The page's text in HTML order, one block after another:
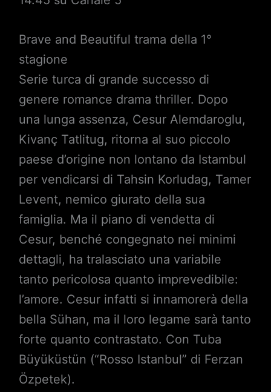
Brave and Beautiful trama della 1°
stagione
Serie turca di grande successo di
genere romance drama thriller. Dopo
una lunga assenza, Cesur Alemdaroglu,
Kivanç Tatlitug, ritorna al suo piccolo
paese d’origine non lontano da Istambul
per vendicarsi di Tahsin Korludag, Tamer
Levent, nemico giurato della sua
famiglia. Ma il piano di vendetta di
Cesur, benché congegnato nei minimi
dettagli, ha tralasciato una variabile
tanto pericolosa quanto imprevedibile:
l’amore. Cesur infatti si innamorerà della
bella Sühan, ma il loro legame sarà tanto
forte quanto contrastato. Con Tuba
Büyüküstün (“Rosso Istanbul” di Ferzan
Özpetek).